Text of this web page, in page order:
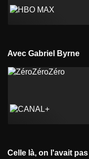
Avec Gabriel Byrne
Celle là, on l'avait